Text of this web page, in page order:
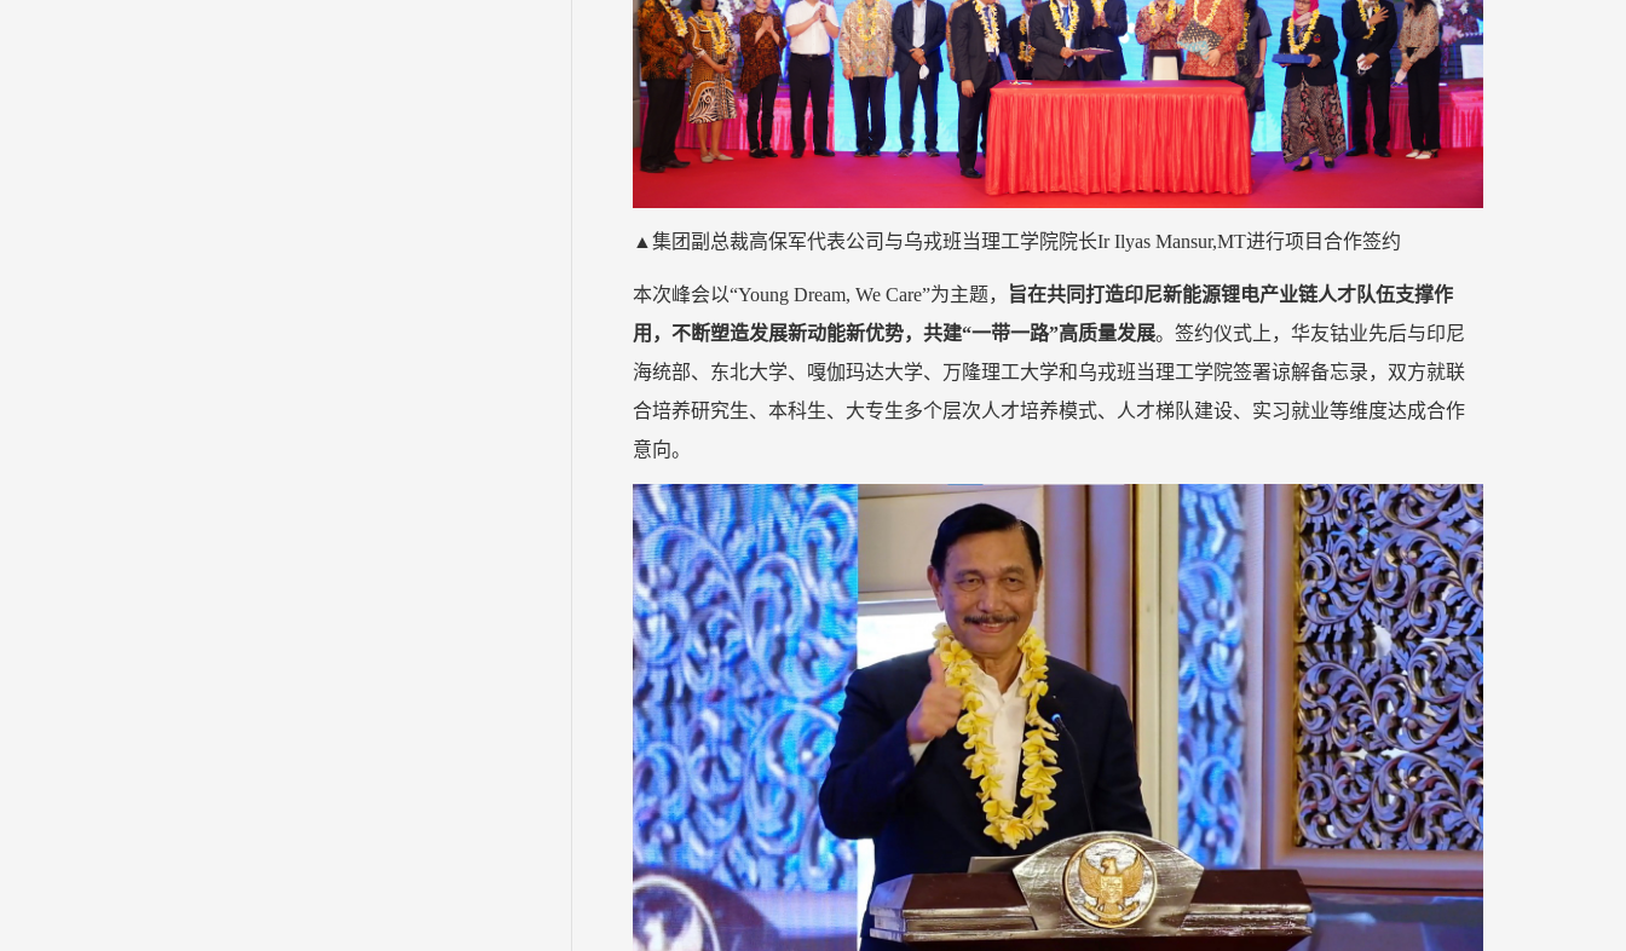
▲集团副总裁高保军代表公司与乌戎班当理工学院院长Ir Ilyas Mansur,MT进行项目合作签约
本次峰会以“Young Dream, We Care”为主题， 旨在共同打造印尼新能源锂电产业链人才队伍支撑作
用，不断塑造发展新动能新优势，共建“一带一路”高质量发展。签约仪式上，华友钴业先后与印尼
海统部、东北大学、嘎伽玛达大学、万隆理工大学和乌戎班当理工学院签署谅解备忘录，双方就联
合培养研究生、本科生、大专生多个层次人才培养模式、人才梯队建设、实习就业等维度达成合作
意向。